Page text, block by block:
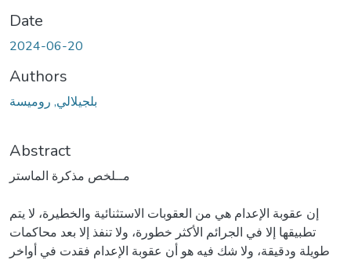
Date
2024-06-20
Authors
بلجيلالي, روميسة
Abstract
مــلخص مذكرة الماستر
إن عقوبة الإعدام هي من العقوبات الاستثنائية والخطيرة، لا يتم
تطبيقها إلا في الجرائم الأكثر خطورة، ولا تنفذ إلا بعد محاكمات
طويلة ودقيقة، ولا شك فيه هو أن عقوبة الإعدام فقدت في أواخر